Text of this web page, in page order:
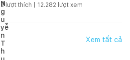
2lượt thích | 12.282 lượt xem
Xem tất cả